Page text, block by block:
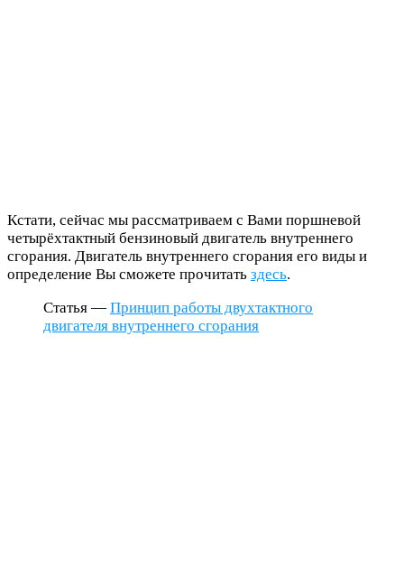
Кстати, сейчас мы рассматриваем с Вами поршневой
четырёхтактный бензиновый двигатель внутреннего
сгорания. Двигатель внутреннего сгорания его виды и
определение Вы сможете прочитать здесь.
Статья — Принцип работы двухтактного
двигателя внутреннего сгорания